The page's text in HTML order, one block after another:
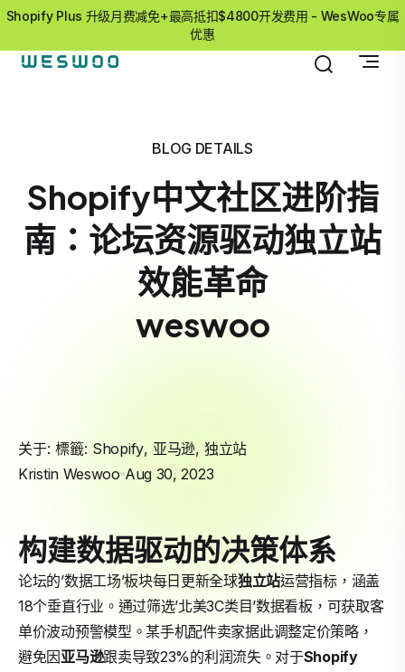
Shopify Plus 升级月费减免+最高抵扣$4800开发费用 - WesWoo专属
优惠
BLOG DETAILS
Shopify中文社区进阶指
南：论坛资源驱动独立站
效能革命
weswoo
关于: 標籤: Shopify, 亚马逊,独立站
Kristin Weswoo Aug 30, 2023
构建数据驱动的决策体系
论坛的’数据工场’板块每日更新全球独立站运营指标，涵盖
18个垂直行业。通过筛选’北美3C类目’数据看板，可获取客
单价波动预警模型。某手机配件卖家据此调整定价策略，
避免因亚马逊跟卖导致23%的利润流失。对于Shopify